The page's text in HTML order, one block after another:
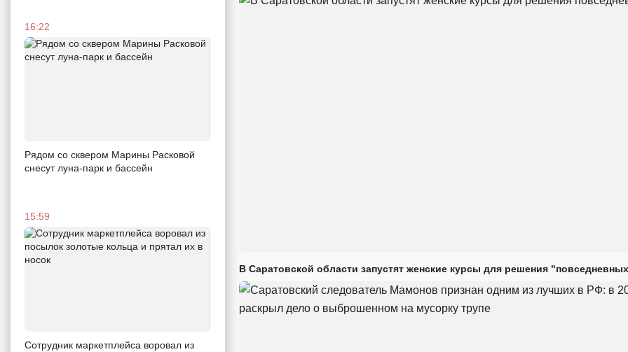
16:22
Рядом со сквером Марины Расковой
снесут луна-парк и бассейн
15:59
Сотрудник маркетплейса воровал из
В Саратовской области запустят женские курсы для решения